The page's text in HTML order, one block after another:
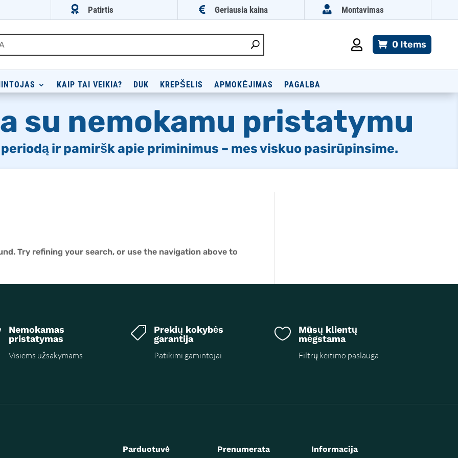
 Patirtis  Geriausia kaina  Montavimas
 0 Items
KAIP TAI VEIKIA? DUK KREPŠELIS APMOKĖJIMAS PAGALBA
su nemokamu pristatymu
ir pamiršk apie priminimus – mes viskuo pasirūpinsime.
Try refining your search, or use the navigation above to
Nemokamas
pristatymas
Visiems užsakymams

Prekių kokybės
garantija
Patikimi gamintojai

Mūsų klientų
mėgstama
Filtrų keitimo paslauga
Parduotuvė Prenumerata Informacija